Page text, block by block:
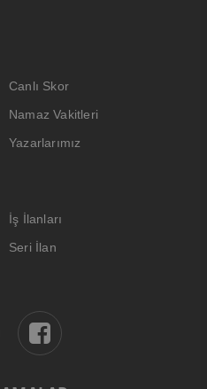
Canlı Skor
Namaz Vakitleri
Yazarlarımız
İş İlanları
Seri İlan